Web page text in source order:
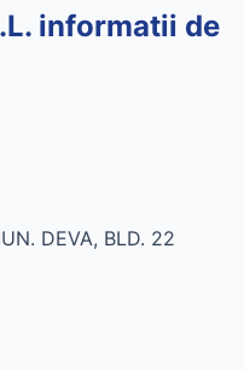
informatii de
DEVA, BLD. 22